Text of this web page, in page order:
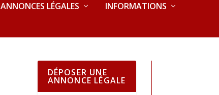
ANNONCES LÉGALES INFORMATIONS
DÉPOSER UNE
ANNONCE LÉGALE